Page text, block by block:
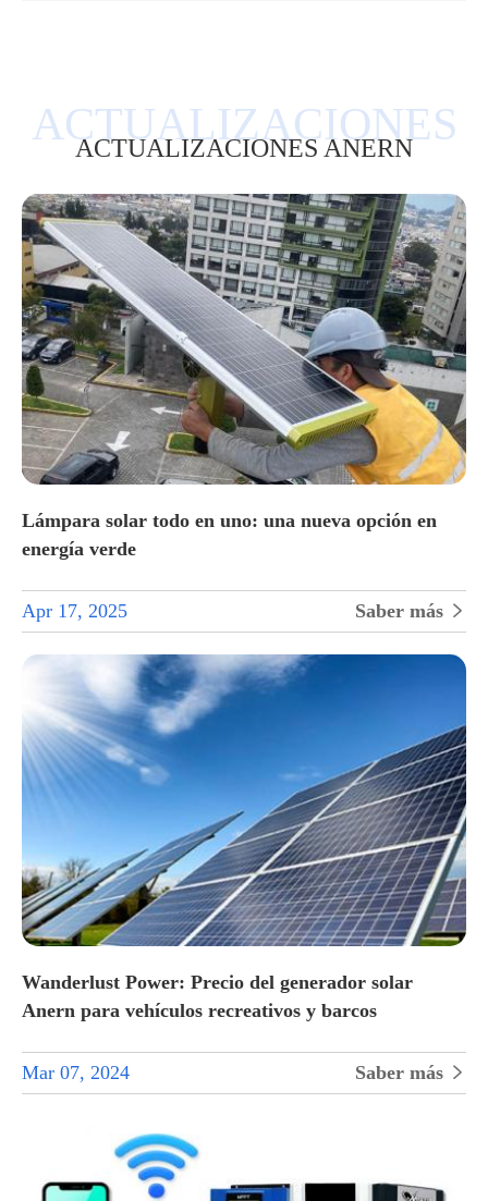
ACTUALIZACIONES ANERN
Lámpara solar todo en uno: una nueva opción en
energía verde
Apr 17, 2025 Saber más 
Wanderlust Power: Precio del generador solar
Anern para vehículos recreativos y barcos
Mar 07, 2024 Saber más 